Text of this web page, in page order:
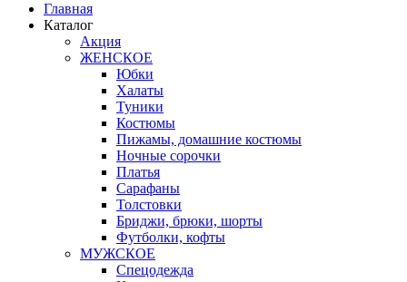
Главная
Каталог
Акция
ЖЕНСКОЕ
Юбки
Халаты
Туники
Костюмы
Пижамы, домашние костюмы
Ночные сорочки
Платья
Сарафаны
Толстовки
Бриджи, брюки, шорты
Футболки, кофты
МУЖСКОЕ
Спецодежда